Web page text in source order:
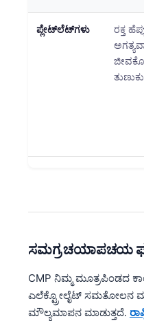
ಪ್ಲೇಟ್‌ಲೆಟ್‌ಗಳು
ರಕ್ತ
ಸಮಗ್ರ ಚಯಾಪಚಯ
CMP ನಿಮ್ಮ ಮೂತ್ರಪಿಂಡದ
ಎಲೆಕ್ಟ್ರೋಲೈಟ್ ಸಮತೋಲನ
ಮೌಲ್ಯಮಾಪನ ಮಾಡುತ್ತದೆ.